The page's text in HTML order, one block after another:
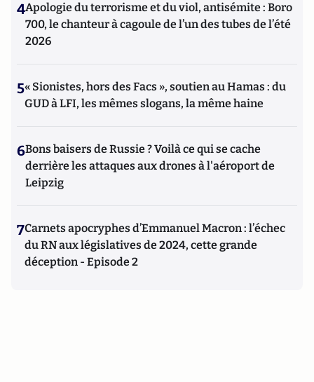
4Apologie du terrorisme et du viol, antisémite : Boro
700, le chanteur à cagoule de l’un des tubes de l’été
2026
5« Sionistes, hors des Facs », soutien au Hamas : du
GUD à LFI, les mêmes slogans, la même haine
6Bons baisers de Russie ? Voilà ce qui se cache
derrière les attaques aux drones à l'aéroport de
Leipzig
7Carnets apocryphes d’Emmanuel Macron : l’échec
du RN aux législatives de 2024, cette grande
déception - Episode 2